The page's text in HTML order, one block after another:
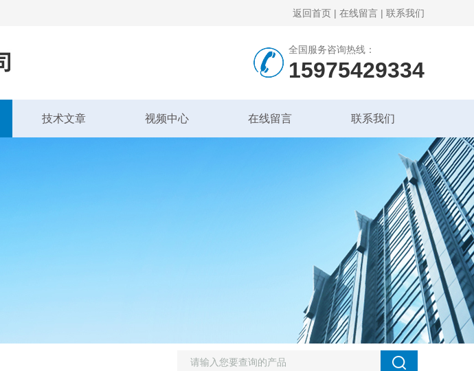
返回首页 | 在线留言 | 联系我们
全国服务咨询热线：
15975429334
技术文章 视频中心 在线留言 联系我们